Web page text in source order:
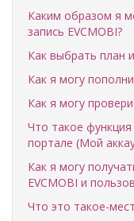
Каким образом я
запись EVCMOBI?
Как выбрать план
Как я могу
Как я могу
Что такое
портале (Мой
Как я могу
EVCMOBI и
Что это такое-